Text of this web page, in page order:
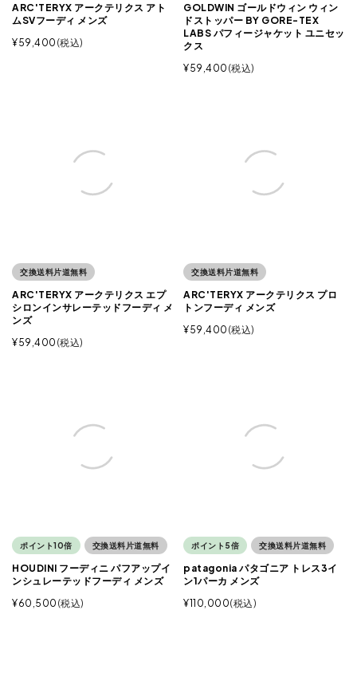
ARC'TERYX アークテリクス アト
ムSVフーディ メンズ
¥59,400 税込
GOLDWIN ゴールドウィン ウィン
ドストッパー BY GORE-TEX
LABS パフィージャケット ユニセッ
クス
¥59,400 税込
交換送料片道無料
ARC'TERYX アークテリクス エプ
シロンインサレーテッドフーディ メ
ンズ
¥59,400 税込
交換送料片道無料
ARC'TERYX アークテリクス プロ
トンフーディ メンズ
¥59,400 税込
ポイント10倍 交換送料片道無料
HOUDINI フーディニ パフアップイ
ンシュレーテッドフーディ メンズ
¥60,500 税込
ポイント5倍 交換送料片道無料
patagonia パタゴニア トレス3イ
ン1パーカ メンズ
¥110,000 税込